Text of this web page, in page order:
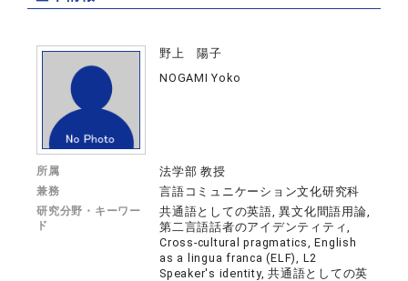
野上 陽子
NOGAMI Yoko
所属 法学部 教授
兼務 言語コミュニケーション文化研究科
研究分野・キーワー
ド
共通語としての英語, 異文化間語用論,
第二言語話者のアイデンティティ,
Cross-cultural pragmatics, English
as a lingua franca (ELF), L2
Speaker's identity, 共通語としての英